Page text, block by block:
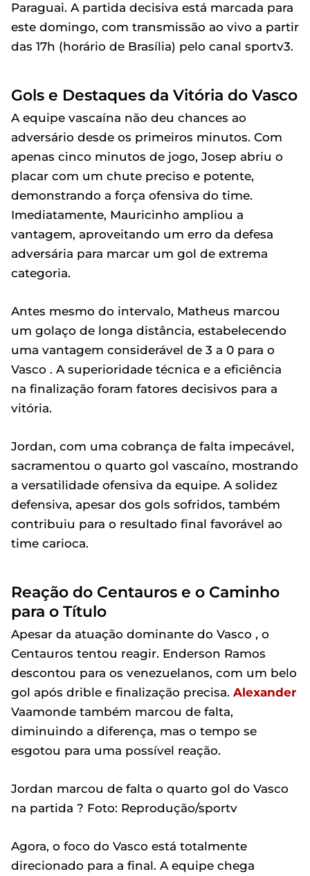
Paraguai. A partida decisiva está marcada para
este domingo, com transmissão ao vivo a partir
das 17h (horário de Brasília) pelo canal sportv3.
Gols e Destaques da Vitória do Vasco
A equipe vascaína não deu chances ao
adversário desde os primeiros minutos. Com
apenas cinco minutos de jogo, Josep abriu o
placar com um chute preciso e potente,
demonstrando a força ofensiva do time.
Imediatamente, Mauricinho ampliou a
vantagem, aproveitando um erro da defesa
adversária para marcar um gol de extrema
categoria.
Antes mesmo do intervalo, Matheus marcou
um golaço de longa distância, estabelecendo
uma vantagem considerável de 3 a 0 para o
Vasco . A superioridade técnica e a eficiência
na finalização foram fatores decisivos para a
vitória.
Jordan, com uma cobrança de falta impecável,
sacramentou o quarto gol vascaíno, mostrando
a versatilidade ofensiva da equipe. A solidez
defensiva, apesar dos gols sofridos, também
contribuiu para o resultado final favorável ao
time carioca.
Reação do Centauros e o Caminho
para o Título
Apesar da atuação dominante do Vasco , o
Centauros tentou reagir. Enderson Ramos
descontou para os venezuelanos, com um belo
gol após drible e finalização precisa. Alexander
Vaamonde também marcou de falta,
diminuindo a diferença, mas o tempo se
esgotou para uma possível reação.
Jordan marcou de falta o quarto gol do Vasco
na partida ? Foto: Reprodução/sportv
Agora, o foco do Vasco está totalmente
direcionado para a final. A equipe chega